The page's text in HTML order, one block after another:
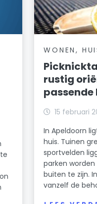
WONEN,
rustig
15 februari
In Apeldoorn
huis. Tuinen
sportvelden
parken
buiten te zijn.
vanzelf de